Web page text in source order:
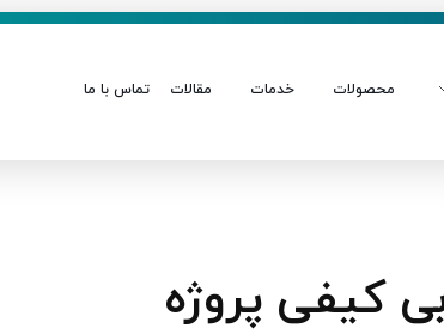
محصولات خدمات مقالات تماس با ما
کیفی پروژه